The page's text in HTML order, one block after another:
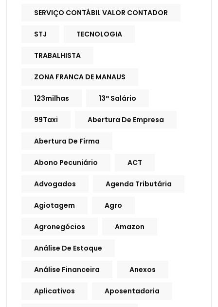
SERVIÇO CONTÁBIL VALOR CONTADOR
STJ TECNOLOGIA
TRABALHISTA
ZONA FRANCA DE MANAUS
123milhas 13ª Salário
99Taxi Abertura De Empresa
Abertura De Firma
Abono Pecuniário ACT
Advogados Agenda Tributária
Agiotagem Agro
Agronegócios Amazon
Análise De Estoque
Análise Financeira Anexos
Aplicativos Aposentadoria